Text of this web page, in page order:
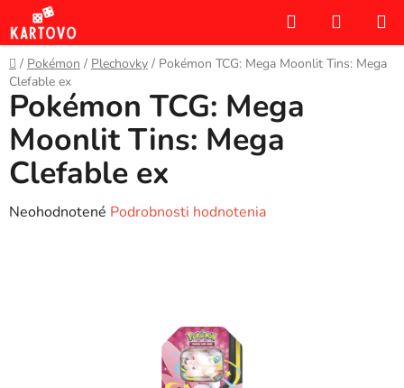
Prejsť
na
obsah
Hľadať
KOŠÍK
Domov
/ Pokémon / Plechovky / Pokémon TCG: Mega Moonlit Tins: Mega
Clefable ex
Pokémon TCG: Mega
Moonlit Tins: Mega
Clefable ex
Priemerné
Neohodnotené Podrobnosti hodnotenia